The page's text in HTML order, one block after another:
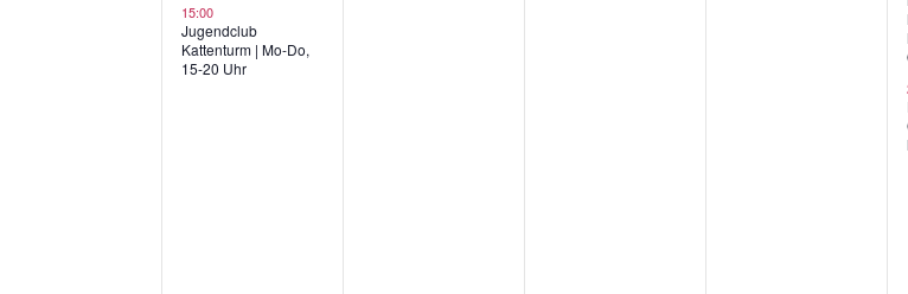
15:00
Jugendclub
Kattenturm | Mo-Do,
15-20 Uhr